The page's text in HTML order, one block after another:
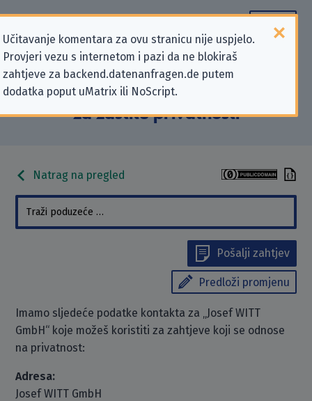
Učitavanje komentara za ovu stranicu nije uspjelo.
Provjeri vezu s internetom i pazi da ne blokiraš
zahtjeve za backend.datenanfragen.de putem
dodatka poput uMatrix ili NoScript.
Podaci kontakta „Josef WITT
GmbH” koji se odnose na zahtjeve
za zaštitu privatnosti
Natrag na pregled
Pošalji zahtjev
Predloži promjenu
Imamo sljedeće podatke kontakta za „Josef WITT
GmbH“ koje možeš koristiti za zahtjeve koji se odnose
na privatnost:
Adresa:
Josef WITT GmbH